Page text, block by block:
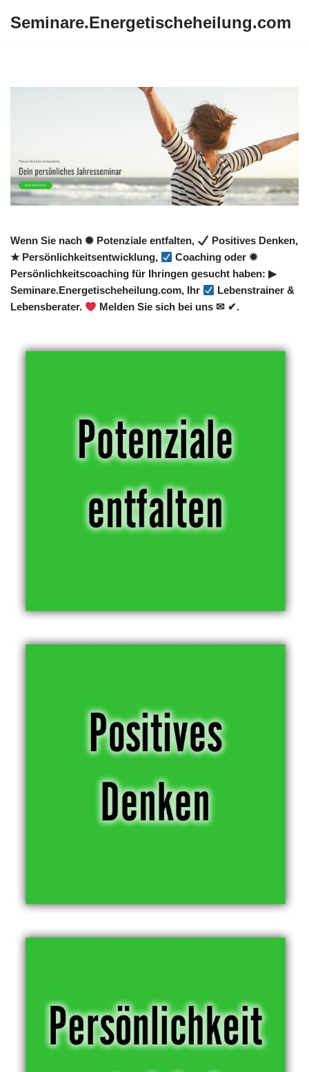
Seminare.Energetischeheilung.com
Wenn Sie nach ✺ Potenziale entfalten,
Positives Denken,
★ Persönlichkeitsentwicklung,
Coaching oder ✹
Persönlichkeitscoaching für Ihringen gesucht haben: ▶︎
Seminare.Energetischeheilung.com, Ihr
Lebenstrainer &
Lebensberater.
Melden Sie sich bei uns ✉ ✔.